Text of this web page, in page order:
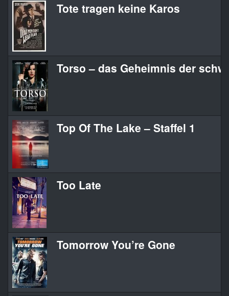
Tote tragen keine Karos
Torso – das Geheimnis der
Top Of The Lake – Staffel 1
Too Late
Tomorrow You’re Gone